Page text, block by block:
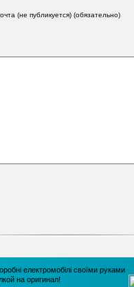
(не публикуется) (обязательно)
електромобілі своїми руками
на оригинал!